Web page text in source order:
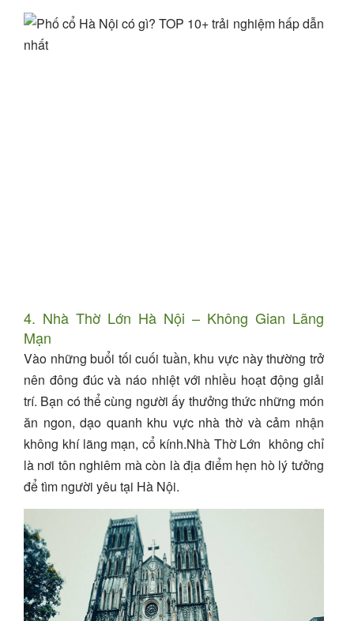
4. Nhà Thờ Lớn Hà Nội – Không Gian Lãng
Mạn
Vào những buổi tối cuối tuần, khu vực này thường trở
nên đông đúc và náo nhiệt với nhiều hoạt động giải
trí. Bạn có thể cùng người ấy thưởng thức những món
ăn ngon, dạo quanh khu vực nhà thờ và cảm nhận
không khí lãng mạn, cổ kính.Nhà Thờ Lớn không chỉ
là nơi tôn nghiêm mà còn là địa điểm hẹn hò lý tưởng
để tìm người yêu tại Hà Nội.